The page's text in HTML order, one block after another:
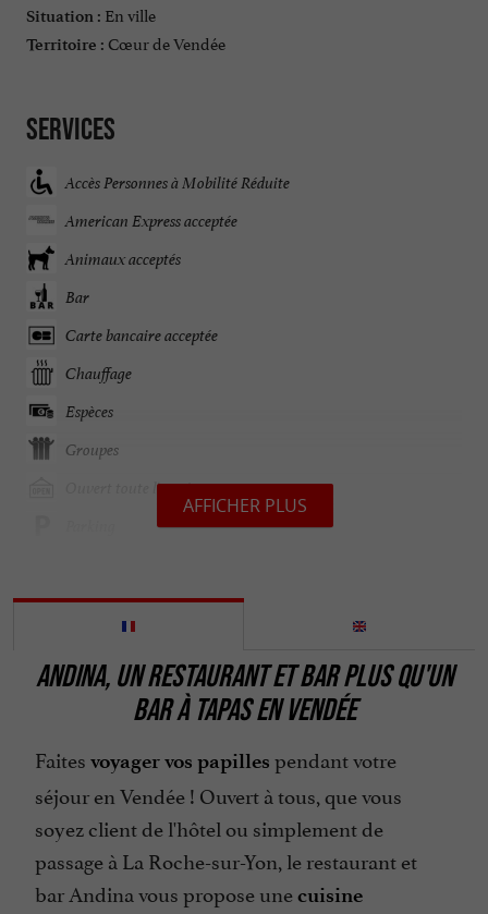
Situation : En ville
Territoire : Cœur de Vendée
Services
Accès Personnes à Mobilité Réduite
American Express acceptée
Animaux acceptés
Bar
Carte bancaire acceptée
Chauffage
Espèces
Groupes
Ouvert toute l'année
Parle espagnol
Salle de Séminaire
AFFICHER PLUS
ANDINA, UN RESTAURANT ET BAR PLUS QU'UN
BAR À TAPAS EN VENDÉE
Faites voyager vos papilles pendant votre
séjour en Vendée ! Ouvert à tous, que vous
soyez client de l'hôtel ou simplement de
passage à La Roche-sur-Yon, le restaurant et
bar Andina vous propose unecuisine